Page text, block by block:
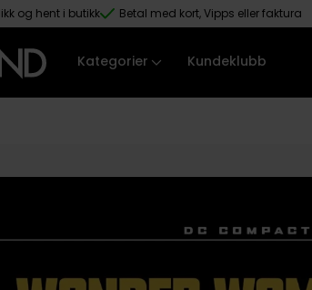
og hent i butikk Betal med kort, Vipps eller faktura
Kategorier Kundeklubb